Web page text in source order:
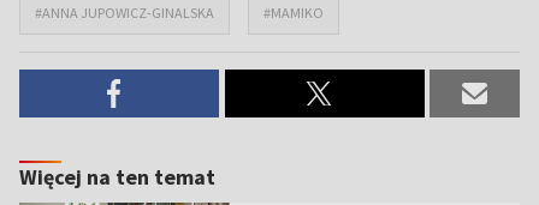
#ANNA JUPOWICZ-GINALSKA #MAMIKO
Więcej na ten temat